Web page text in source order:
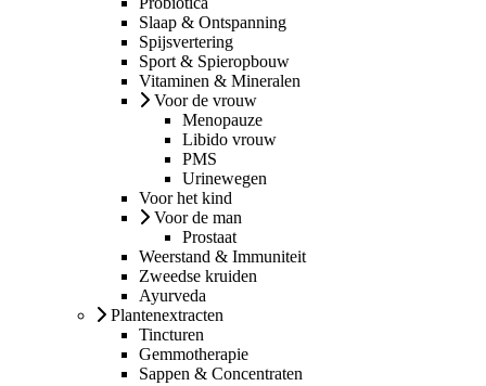
Slaap & Ontspanning
Spijsvertering
Sport & Spieropbouw
Vitaminen & Mineralen
Voor de vrouw
Menopauze
Libido vrouw
PMS
Urinewegen
Voor het kind
Voor de man
Prostaat
Weerstand & Immuniteit
Zweedse kruiden
Ayurveda
Plantenextracten
Tincturen
Gemmotherapie
Sappen & Concentraten